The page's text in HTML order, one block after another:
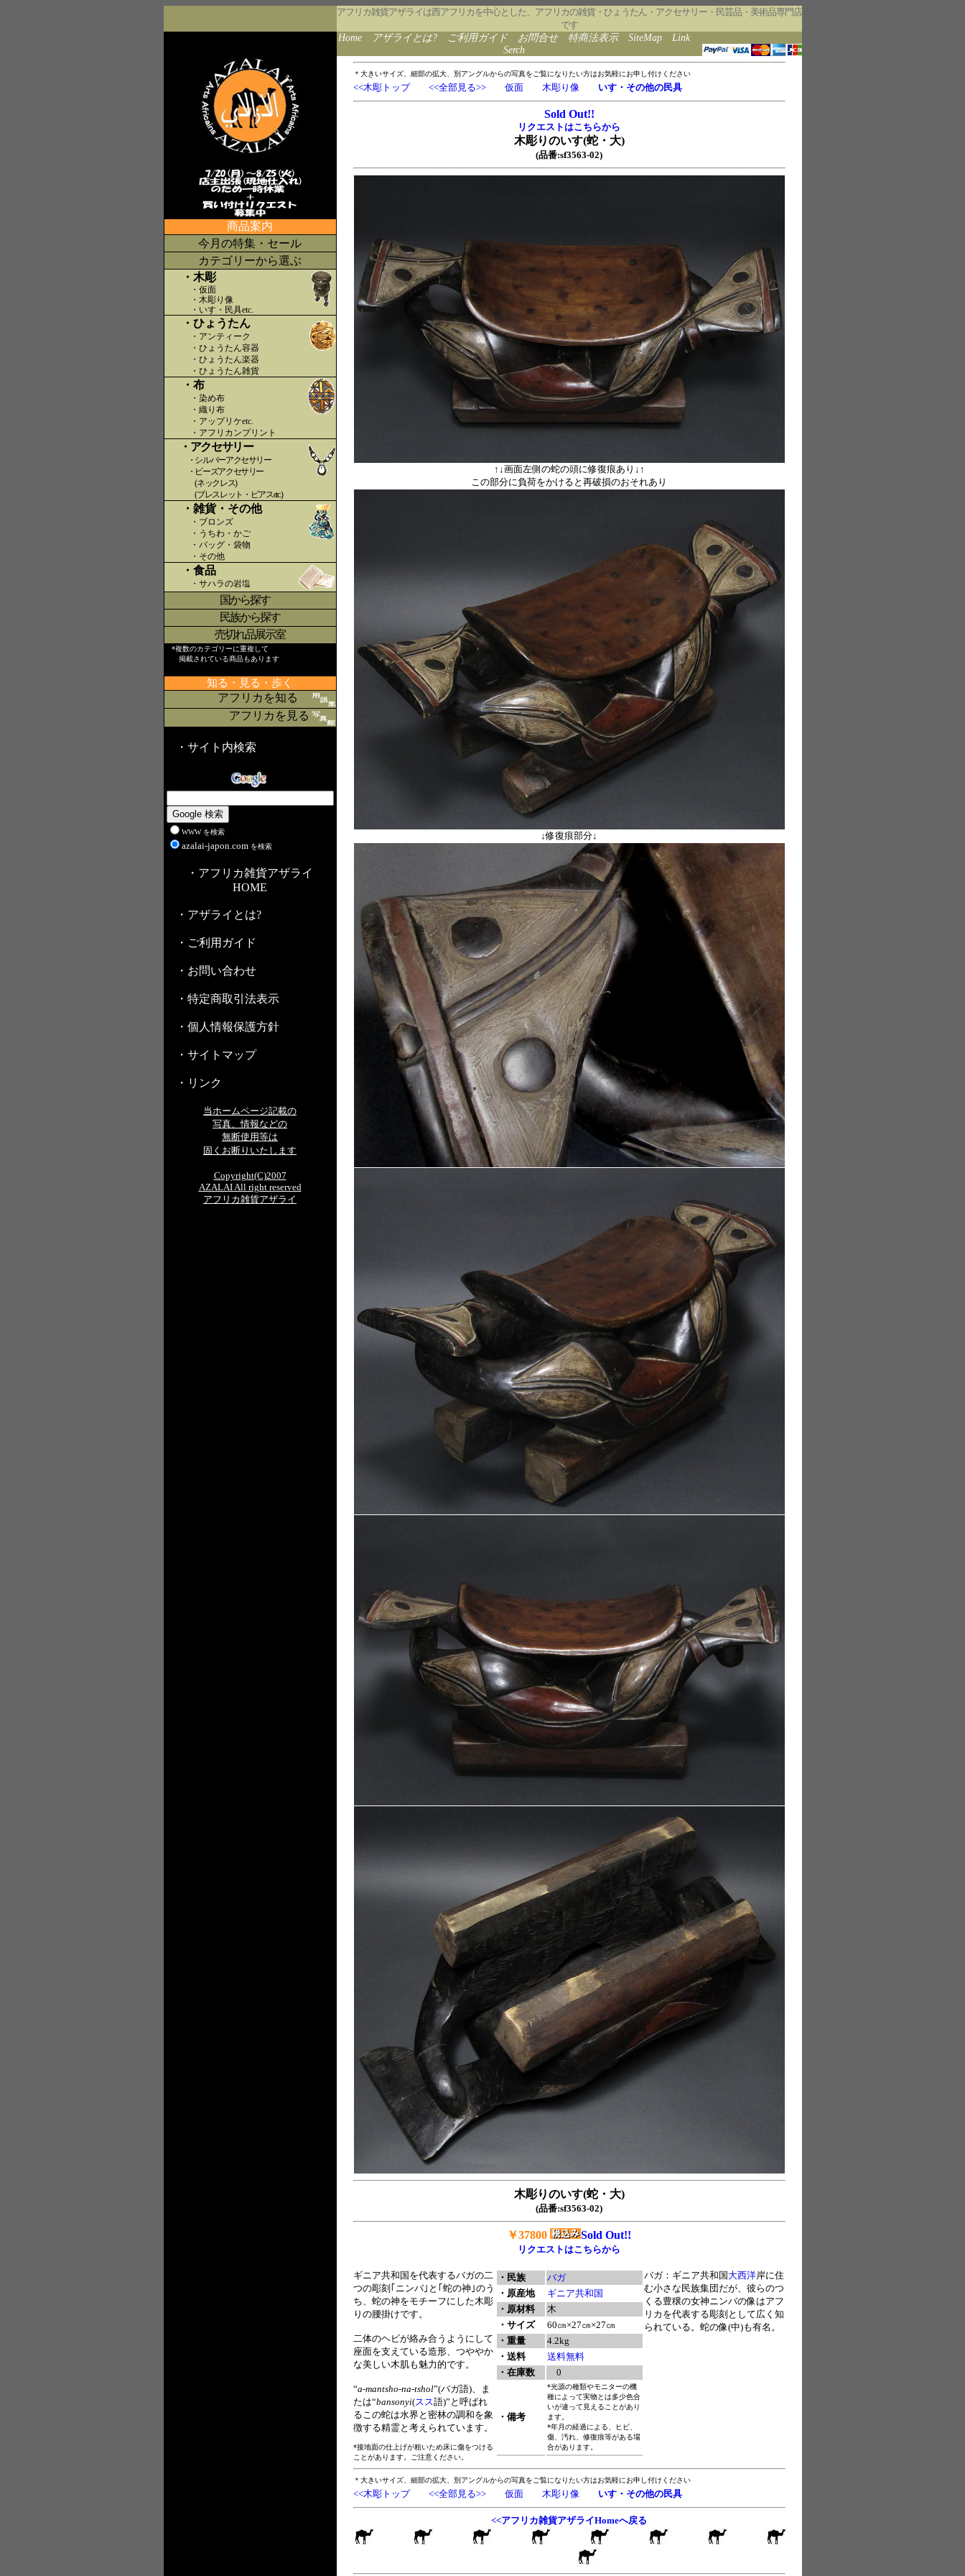
アフリカ雑貨アザライは西アフリカを中心とした、アフリカの雑貨・ひょうたん・アクセサリー・民芸品・美術品専門店
です
Home
アザライとは? ご利用ガイド お問合せ 特商法表示 SiteMap
Link
Serch
商品案内
今月の特集・セール
カテゴリーから選ぶ
・木彫
・仮面
・木彫り像
・いす・民具etc.
・ひょうたん
・アンティーク
・ひょうたん容器
・ひょうたん楽器
・ひょうたん雑貨
・布
・染め布
・織り布
・アップリケetc.
・アフリカンプリント
・アクセサリー
・シルバーアクセサリー
・ビーズアクセサリー
(ネックレス)
(ブレスレット・ピアスetc.)
・雑貨・その他
・ブロンズ
・うちわ・かご
・バッグ・袋物
・その他
・食品
・サハラの岩塩
国から探す〇
民族から探す
売切れ品展示室
*複数のカテゴリーに重複して
掲載されている商品もあります
知る・見る・歩く
アフリカを知る
アフリカを見る
・サイト内検索
WWW を検索
azalai-japon.com を検索
・アフリカ雑貨アザライ
HOME
・アザライとは?
・ご利用ガイド
・お問い合わせ
・特定商取引法表示
・個人情報保護方針
・サイトマップ
・リンク
当ホームページ記載の
写真、情報などの
無断使用等は
固くお断りいたします
Copyright(C)2007
AZALAI All right reserved
アフリカ雑貨アザライ
＊大きいサイズ、細部の拡大、別アングルからの写真をご覧になりたい方はお気軽にお申し付けください
<<木彫トップ <<全部見る>> 仮面 木彫り像 いす・その他の民具
Sold Out!!
リクエストはこちらから
木彫りのいす(蛇・大)
(品番:sf3563-02)
↑↓画面左側の蛇の頭に修復痕あり↓↑
この部分に負荷をかけると再破損のおそれあり
↓修復痕部分↓
木彫りのいす(蛇・大)
(品番:sf3563-02)
￥37800 Sold Out!!
リクエストはこちらから
ギニア共和国を代表するバガの二
つの彫刻｢ニンバ｣と｢蛇の神｣のう
ち、蛇の神をモチーフにした木彫
りの腰掛けです。
二体のヘビが絡み合うようにして
座面を支えている造形、つややか
な美しい木肌も魅力的です。
“a-mantsho-na-tshol”(バガ語)、ま
たは“bansonyi(スス語)”と呼ばれ
るこの蛇は水界と密林の調和を象
徴する精霊と考えられています。
*接地面の仕上げが粗いため床に傷をつける
ことがあります。ご注意ください。
・民族
バガ
・原産地
ギニア共和国
・原材料
木
・サイズ
60㎝×27㎝×27㎝
・重量
4.2kg
・送料
送料無料
・在庫数
0
・備考
*光源の種類やモニターの機
種によって実物とは多少色合
いが違って見えることがあり
ます。
*年月の経過による、ヒビ、
傷、汚れ、修復痕等がある場
合があります。
バガ：ギニア共和国 大西洋岸に住
む小さな民族集団だが、彼らのつ
くる豊穣の女神ニンバの像はアフ
リカを代表する彫刻として広く知
られている。蛇の像(中)も有名。
＊大きいサイズ、細部の拡大、別アングルからの写真をご覧になりたい方はお気軽にお申し付けください
<<木彫トップ <<全部見る>> 仮面 木彫り像 いす・その他の民具
<<アフリカ雑貨アザライHomeへ戻る